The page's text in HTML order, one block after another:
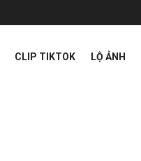
CLIP TIKTOK LỘ ẢNH